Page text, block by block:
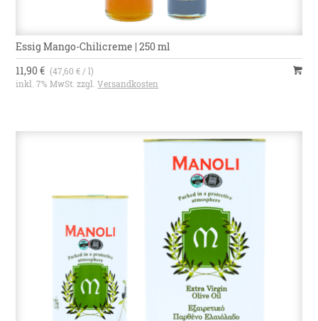
Essig Mango-Chilicreme | 250 ml
11,90 € (47,60 € / l)
inkl. 7% MwSt. zzgl.Versandkosten